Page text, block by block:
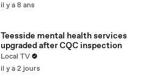
il y a 8 ans
Teesside mental health services
upgraded after CQC inspection
Local TV
il y a 2 jours